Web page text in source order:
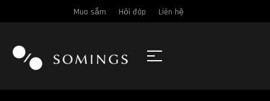
Mua sắm Hỏi đáp Liên hệ